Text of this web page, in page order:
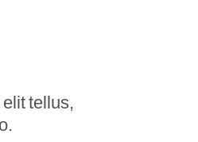
tellus,